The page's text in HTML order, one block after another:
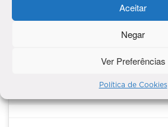
Aceitar
Negar
Ver Preferências
Política de Cookies
ativar este conteúdo